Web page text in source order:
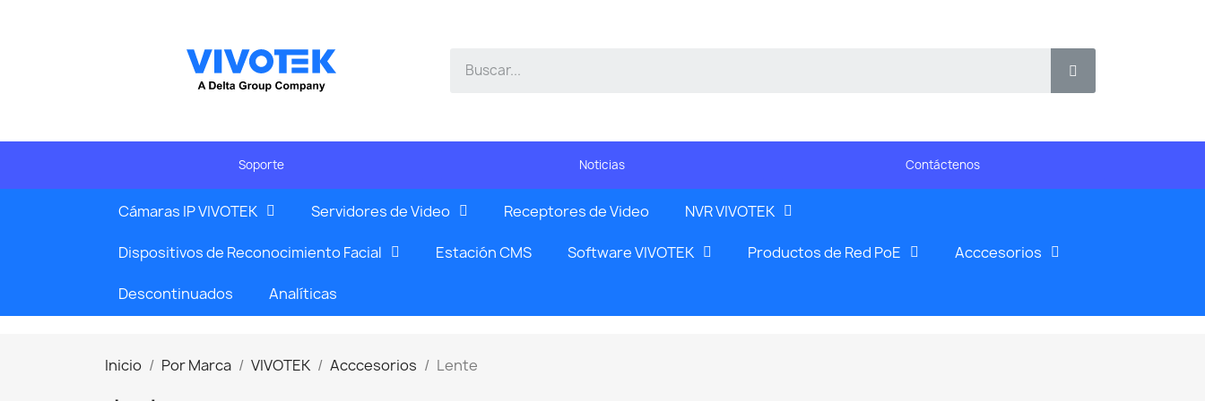
Soporte Noticias Contáctenos
Cámaras IP VIVOTEK Servidores de Video Receptores de Video NVR VIVOTEK
Dispositivos de Reconocimiento Facial Estación CMS Software VIVOTEK Productos de Red PoE Acccesorios
Descontinuados Analíticas
Inicio Por Marca VIVOTEK Acccesorios Lente